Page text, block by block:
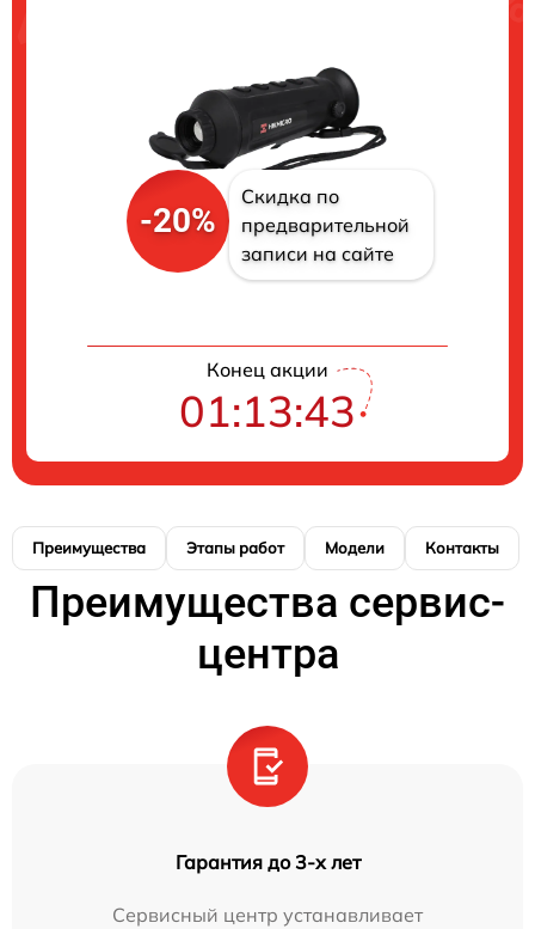
-20%
Скидка по
предварительной
записи на сайте
Конец акции
01:13:42
Преимущества Этапы работ Модели Контакты
Преимущества сервис-
центра
Гарантия до 3-х лет
Сервисный центр устанавливает